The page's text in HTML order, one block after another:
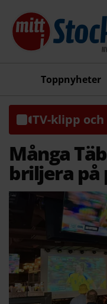
Toppnyheter
TV-klipp
Många
briljera på